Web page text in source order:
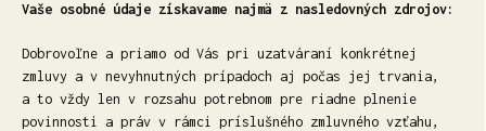
Vaše osobné údaje získavame najmä z nasledovných zdrojov:
Dobrovoľne a priamo od Vás pri uzatváraní konkrétnej
zmluvy a v nevyhnutných prípadoch aj počas jej trvania,
a to vždy len v rozsahu potrebnom pre riadne plnenie
povinnosti a práv v rámci príslušného zmluvného vzťahu,